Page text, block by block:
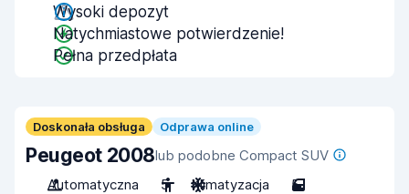
Wysoki depozyt
Natychmiastowe potwierdzenie!
Pełna przedpłata
Doskonała obsługa Odprawa online
Peugeot 2008lub podobne Compact SUV
Automatyczna
5 Klimatyzacja 5